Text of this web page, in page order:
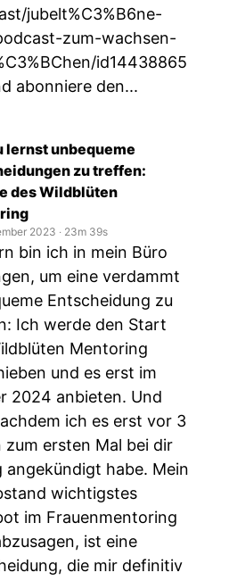
jubelt%C3%B6ne-
zum-wachsen-
id14438865
abonniere den...
lernst unbequeme
zu treffen:
des Wildblüten
2023 ‧ 23m 39s
bin ich in mein Büro
um eine verdammt
Entscheidung zu
Ich werde den Start
Mentoring
und es erst im
2024 anbieten. Und
ich es erst vor 3
zum ersten Mal bei dir
angekündigt habe. Mein
wichtigstes
im Frauenmentoring
ist eine
die mir definitiv